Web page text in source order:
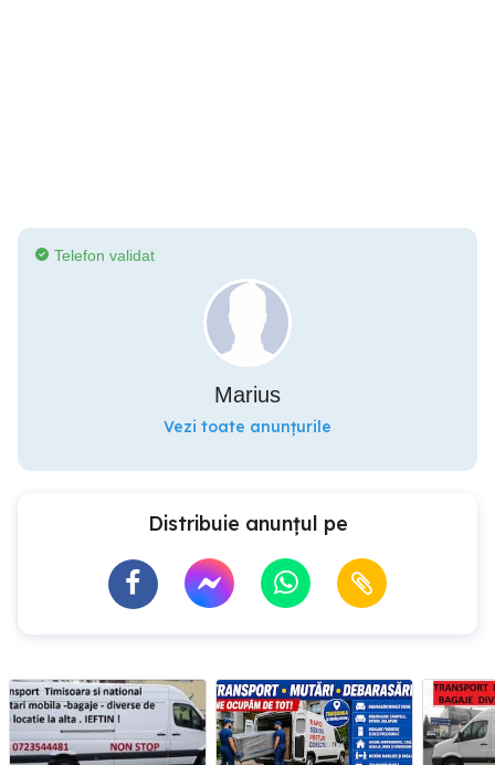
Telefon validat
Marius
Vezi toate anunțurile
Distribuie anunțul pe